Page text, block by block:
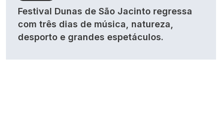
Festival Dunas de São Jacinto regressa
com três dias de música, natureza,
desporto e grandes espetáculos.